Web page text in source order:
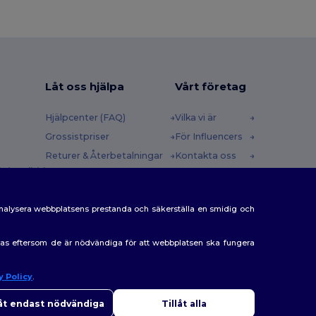
(english)
Låt oss hjälpa
Hjälpcenter (FAQ)
Grossistpriser
Returer & Återbetalningar
Rabattkoder
Vårt företag
Vilka vi är
För Influencers
Kontakta oss
webbplatsens prestanda och säkerställa en smidig och
eftersom de är nödvändiga för att webbplatsen ska fungera
Policy.
endast nödvändiga Tillåt alla
har några frågor eller funderingar kan du kontakta oss när
Vår chatbot finns här för som hjälp.